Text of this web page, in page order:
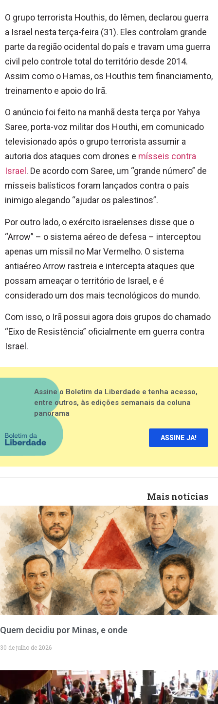
O grupo terrorista Houthis, do Iêmen, declarou guerra
a Israel nesta terça-feira (31). Eles controlam grande
parte da região ocidental do país e travam uma guerra
civil pelo controle total do território desde 2014.
Assim como o Hamas, os Houthis tem financiamento,
treinamento e apoio do Irã.
O anúncio foi feito na manhã desta terça por Yahya
Saree, porta-voz militar dos Houthi, em comunicado
televisionado após o grupo terrorista assumir a
autoria dos ataques com drones e mísseis contra
Israel . De acordo com Saree, um “grande número” de
mísseis balísticos foram lançados contra o país
inimigo alegando “ajudar os palestinos”.
Por outro lado, o exército israelenses disse que o
“Arrow” – o sistema aéreo de defesa – interceptou
apenas um míssil no Mar Vermelho. O sistema
antiaéreo Arrow rastreia e intercepta ataques que
possam ameaçar o território de Israel, e é
considerado um dos mais tecnológicos do mundo.
Com isso, o Irã possui agora dois grupos do chamado
“Eixo de Resistência” oficialmente em guerra contra
Israel.
Assine o Boletim da Liberdade e tenha acesso,
entre outros, às edições semanais da coluna
panorama
ASSINE JA!
Mais notícias
Quem decidiu por Minas, e onde
30 de julho de 2026